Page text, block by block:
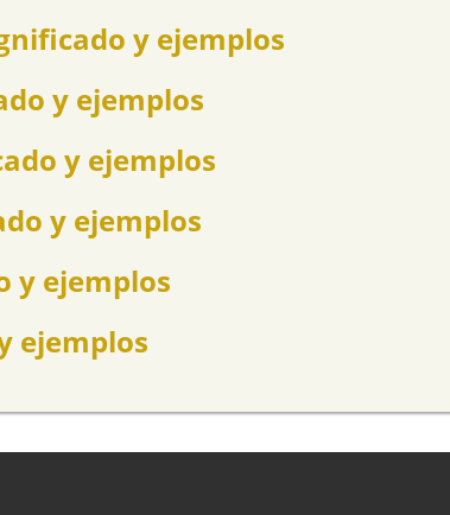
y ejemplos
y ejemplos
y ejemplos
y ejemplos
y ejemplos
ejemplos